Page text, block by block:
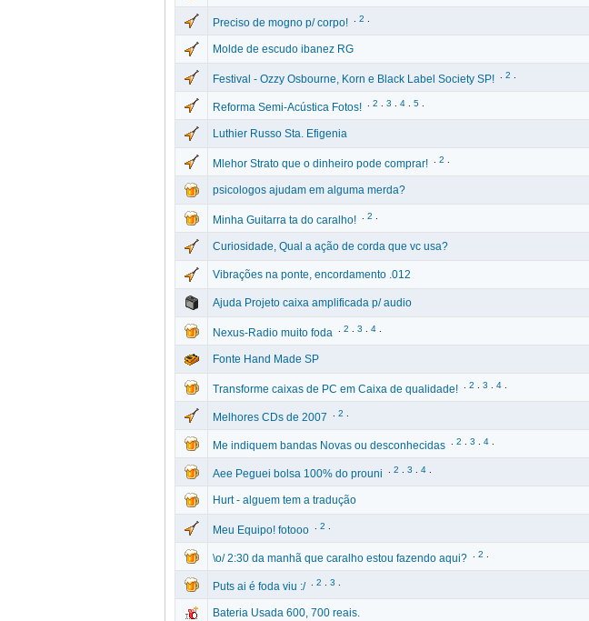
Preciso de mogno p/ corpo! 2
Molde de escudo ibanez RG
Festival - Ozzy Osbourne, Korn e Black Label Society SP! 2
Reforma Semi-Acústica Fotos! 2 3 4 5
Luthier Russo Sta. Efigenia
Mlehor Strato que o dinheiro pode comprar! 2
psicologos ajudam em alguma merda?
Minha Guitarra ta do caralho! 2
Curiosidade, Qual a ação de corda que vc usa?
Vibrações na ponte, encordamento .012
Ajuda Projeto caixa amplificada p/ audio
Nexus-Radio muito foda 2 3 4
Fonte Hand Made SP
Transforme caixas de PC em Caixa de qualidade! 2 3 4
Melhores CDs de 2007 2
Me indiquem bandas Novas ou desconhecidas 2 3 4
Aee Peguei bolsa 100% do prouni 2 3 4
Hurt - alguem tem a tradução
Meu Equipo! fotooo 2
\o/ 2:30 da manhã que caralho estou fazendo aqui? 2
Puts ai é foda viu :/ 2 3
Bateria Usada 600, 700 reais.